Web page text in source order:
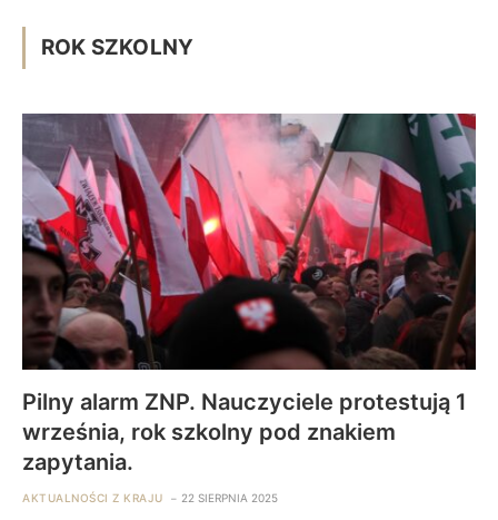
ROK SZKOLNY
Pilny alarm ZNP. Nauczyciele protestują 1
września, rok szkolny pod znakiem
zapytania.
AKTUALNOŚCI Z KRAJU 22 SIERPNIA 2025